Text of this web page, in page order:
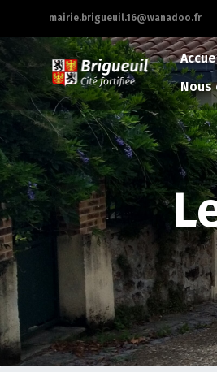
mairie.brigueuil.16@wanadoo.fr
Nous